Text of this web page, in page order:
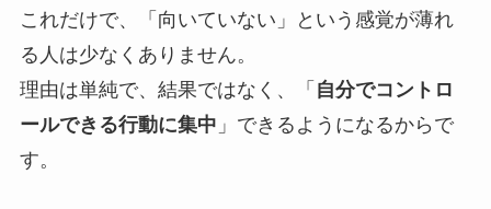
これだけで、「向いていない」という感覚が薄れ
る人は少なくありません。
理由は単純で、結果ではなく、「 自分でコントロ
ールできる行動に集中 」できるようになるからで
す。